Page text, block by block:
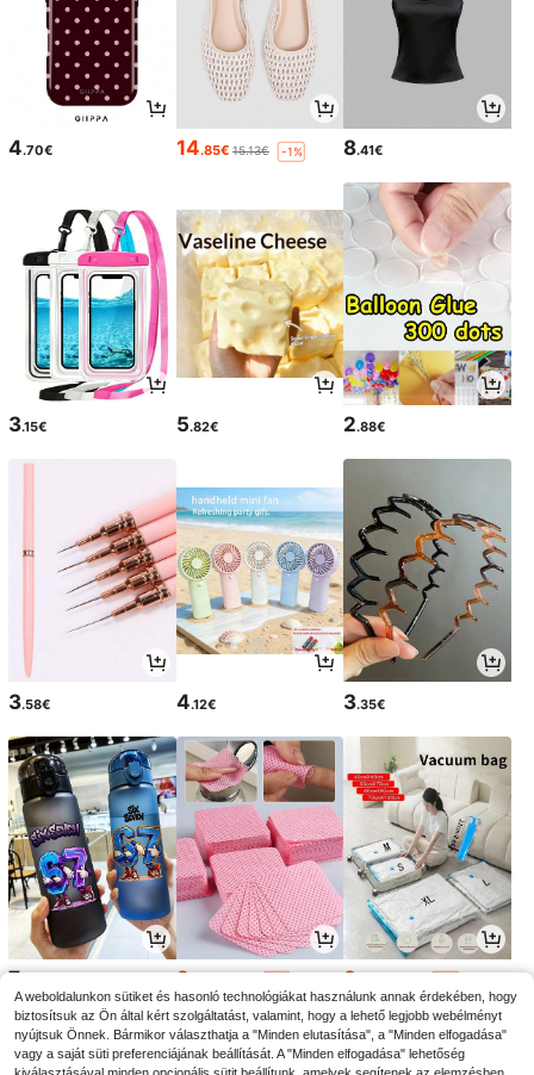
4.70€ 14.85€ 15.13€ -1% 8.41€
3.15€ 5.82€ 2.88€
3.58€ 4.12€ 3.35€
7 2 3
A weboldalunkon sütiket és hasonló technológiákat használunk annak érdekében, hogy
biztosítsuk az Ön által kért szolgáltatást, valamint, hogy a lehető legjobb webélményt
nyújtsuk Önnek. Bármikor választhatja a "Minden elutasítása", a "Minden elfogadása"
vagy a saját süti preferenciájának beállítását. A "Minden elfogadása" lehetőség